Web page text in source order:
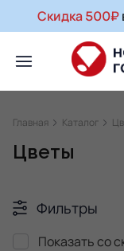
Скидка 500₽
Главная Каталог
Цветы
Фильтры
Показать со